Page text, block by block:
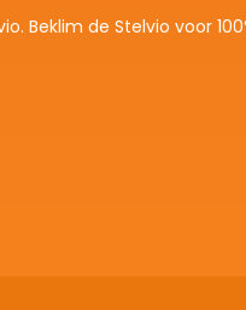
Beklim de Stelvio voor